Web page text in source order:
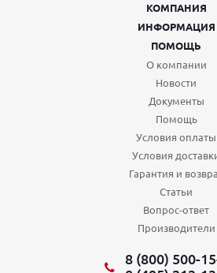
КОМПАНИЯ
ИНФОРМАЦИЯ
ПОМОЩЬ
О компании
Новости
Документы
Помощь
Условия оплаты
Условия
Гарантия и
Статьи
Вопрос-ответ
Производители
8 (800) 500-